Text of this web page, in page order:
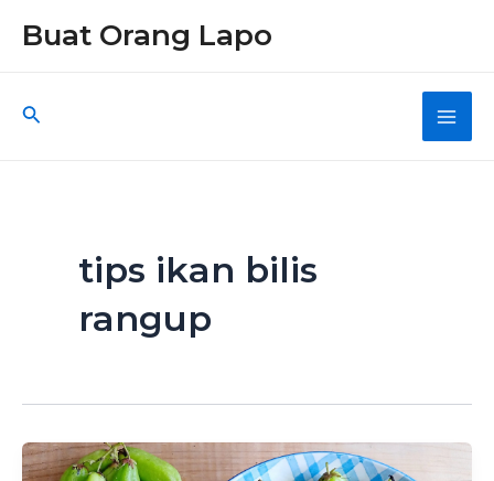
Buat Orang Lapo
Search
Main
tips ikan bilis
rangup